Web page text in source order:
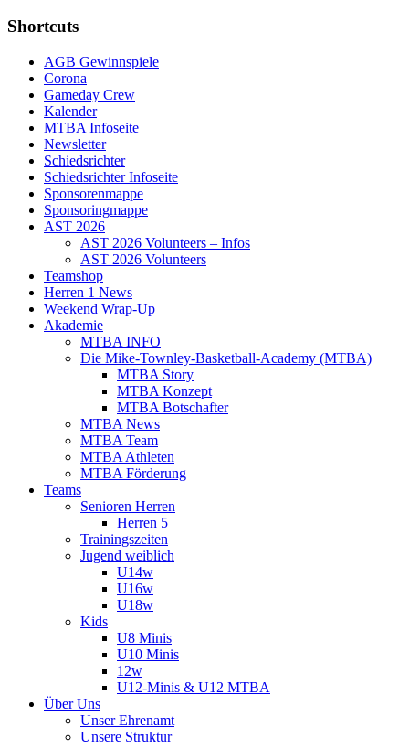
Shortcuts
AGB Gewinnspiele
Corona
Gameday Crew
Kalender
MTBA Infoseite
Newsletter
Schiedsrichter
Schiedsrichter Infoseite
Sponsorenmappe
Sponsoringmappe
AST 2026
AST 2026 Volunteers – Infos
AST 2026 Volunteers
Teamshop
Herren 1 News
Weekend Wrap-Up
Akademie
MTBA INFO
Die Mike-Townley-Basketball-Academy (MTBA)
MTBA Story
MTBA Konzept
MTBA Botschafter
MTBA News
MTBA Team
MTBA Athleten
MTBA Förderung
Teams
Senioren Herren
Herren 5
Trainingszeiten
Jugend weiblich
U14w
U16w
U18w
Kids
U8 Minis
U10 Minis
12w
U12-Minis & U12 MTBA
Über Uns
Unser Ehrenamt
Unsere Struktur